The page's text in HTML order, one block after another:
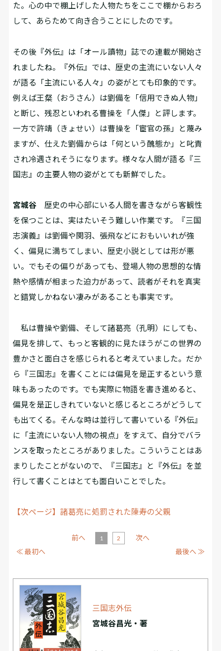
た。心の中で棚上げした人物たちをここで棚からおろ
して、あらためて向き合うことにしたのです。
――その後『外伝』は「オール讀物」誌での連載が開始さ
れましたね。『外伝』では、歴史の主流にいない人々
が語る「主流にいる人々」の姿がとても印象的です。
例えば王粲（おうさん）は劉備を「信用できぬ人物」
と断じ、残忍といわれる曹操を「人傑」と評します。
一方で許靖（きょせい）は曹操を「宦官の孫」と蔑み
ますが、仕えた劉備からは「何という醜態か」と叱責
され冷遇されそうになります。様々な人間が語る『三
国志』の主要人物の姿がとても新鮮でした。
宮城谷 歴史の中心部にいる人間を書きながら客観性
を保つことは、実はたいそう難しい作業です。『三国
志演義』は劉備や関羽、張飛などにおもいいれが強
く、偏見に満ちてしまい、歴史小説としては形が悪
い。でもその偏りがあっても、登場人物の思想的な情
熱や感情が相まった迫力があって、読者がそれを真実
と錯覚しかねない凄みがあることも事実です。
私は曹操や劉備、そして諸葛亮（孔明）にしても、
偏見を排して、もっと客観的に見たほうがこの世界の
豊かさと面白さを感じられると考えていました。だか
ら『三国志』を書くことには偏見を是正するという意
味もあったのです。でも実際に物語を書き進めると、
偏見を是正しきれていないと感じるところがどうして
も出てくる。そんな時は並行して書いている『外伝』
に「主流にいない人物の視点」をすえて、自分でバラ
ンスを取ったところがありました。こういうことはあ
まりしたことがないので、『三国志』と『外伝』を並
行して書くことはとても面白いことでした。
【次ページ】諸葛亮に処罰された陳寿の父親
≪ 最初へ
前へ 1 2
次へ
最後へ ≫
三国志外伝
宮城谷昌光・著